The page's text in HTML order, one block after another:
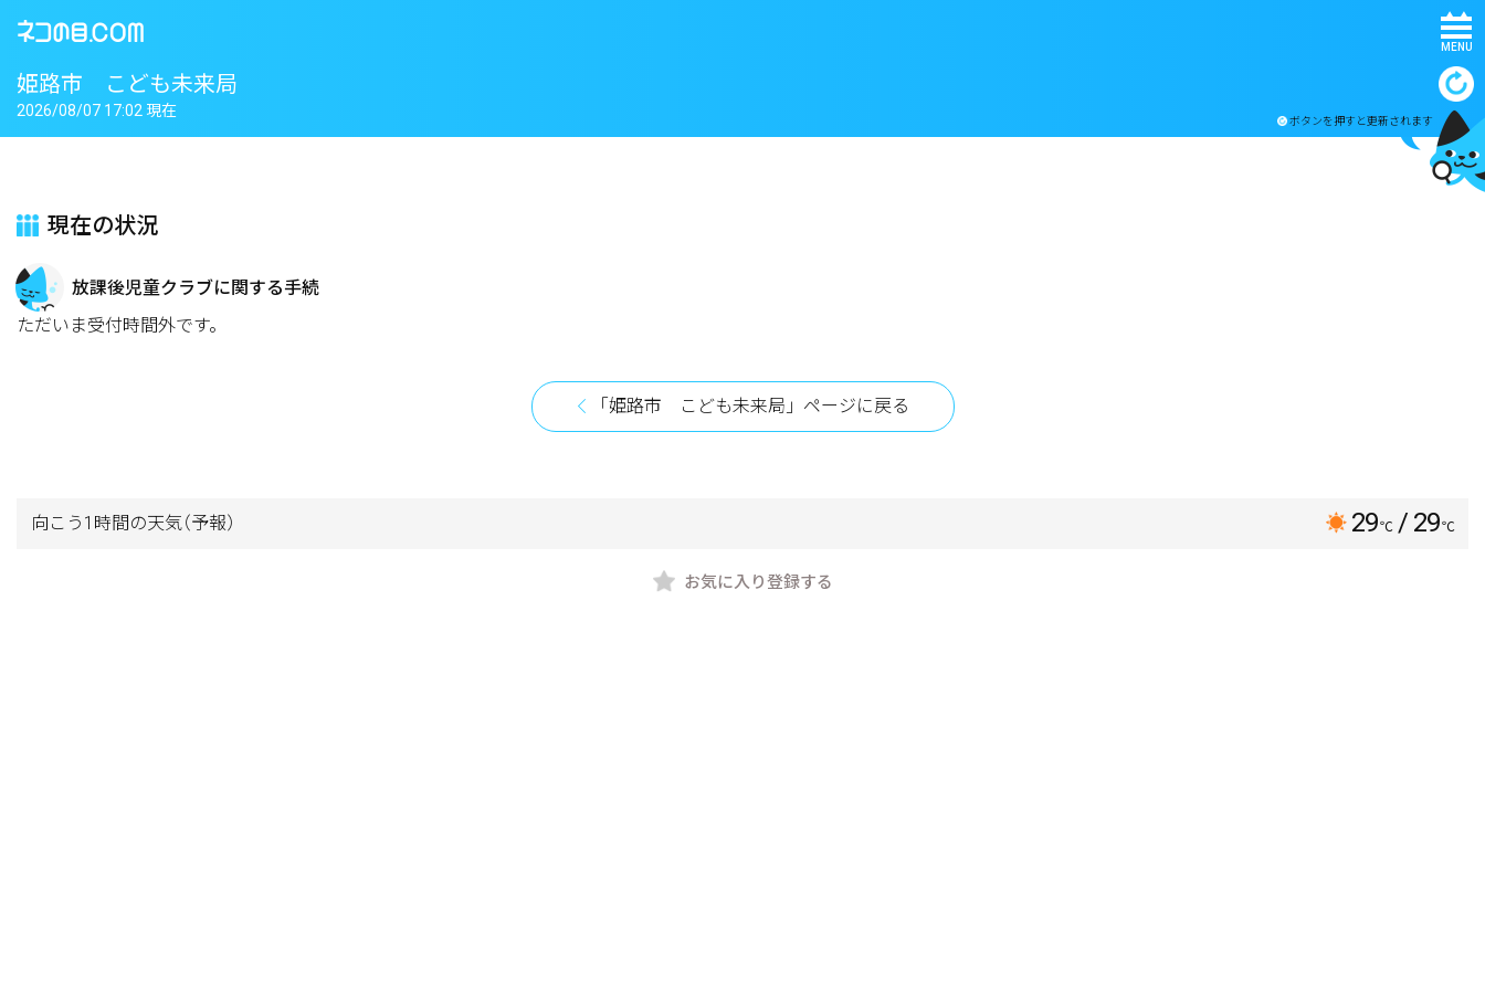
MENU
姫路市 こども未来局
ボタンを押すと更新されます
2026/08/07 17:02 現在
現在の状況
放課後児童クラブに関する手続
ただいま受付時間外です。
「姫路市 こども未来局」ページに戻る
向こう1時間の天気（予報） 29℃ / 29℃
お気に入り登録する